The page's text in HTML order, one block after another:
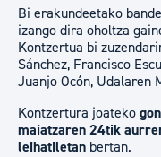
Bi erakundeetako
izango dira oholtza
Kontzertua bi
Sánchez, Francisco
Juanjo Ocón, Udalaren
Kontzertura joateko
maiatzaren 24tik
leihatiletan bertan.